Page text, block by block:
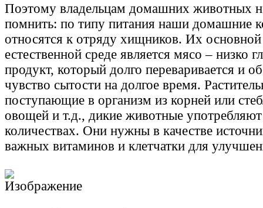
Поэтому владельцам домашних животных
помнить: по типу питания наши домашние
относятся к отряду хищников. Их
естественной среде является мясо – низко
продукт, который долго переваривается и
чувство сытости на долгое время.
поступающие в организм из корней или
овощей и т.д., дикие животные
количествах. Они нужны в качестве
важных витаминов и клетчатки для